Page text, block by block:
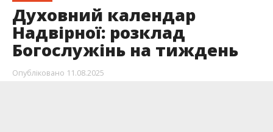
Духовний календар
Надвірної: розклад
Богослужінь на тиждень
Опубліковано 11.08.2025